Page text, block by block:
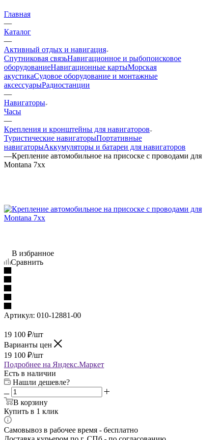
Главная
—
Каталог
—
Активный отдых и навигация
Спутниковая связьНавигационное и рыбопоисковое
оборудованиеНавигационные картыМорская
акустикаСудовое оборудование и монтажные
аксессуарыРадиостанции
—
Навигаторы
Часы
—
Крепления и кронштейны для навигаторов
Туристические навигаторыПортативные
навигаторыАккумуляторы и батареи для навигаторов
—Крепление автомобильное на присоске с проводами для
Montana 7xx
В избранное
Сравнить
Артикул: 010-12881-00
19 100 ₽/шт
Варианты цен
19 100 ₽/шт
Подробнее на Яндекс.Маркет
Есть в наличии
Нашли дешевле?
В корзину
Купить в 1 клик
Самовывоз в рабочее время - бесплатно